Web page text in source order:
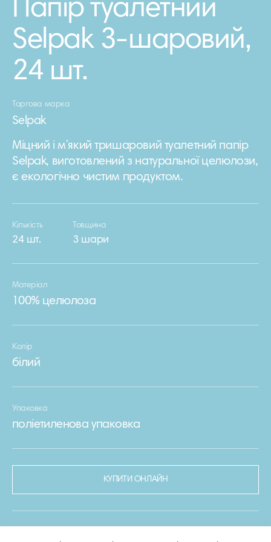
Папiр туалетний
Selpak 3-шаровий,
24 шт.
Торгова марка
Selpak
Міцний і м'який тришаровий туалетний папір
Selpak, виготовлений з натуральної целюлози,
є екологічно чистим продуктом.
Кількість
24 шт.
Товщина
3 шари
Матеріал
100% целюлоза
Колір
білий
Упаковка
поліетиленова упаковка
КУПИТИ ОНЛАЙН